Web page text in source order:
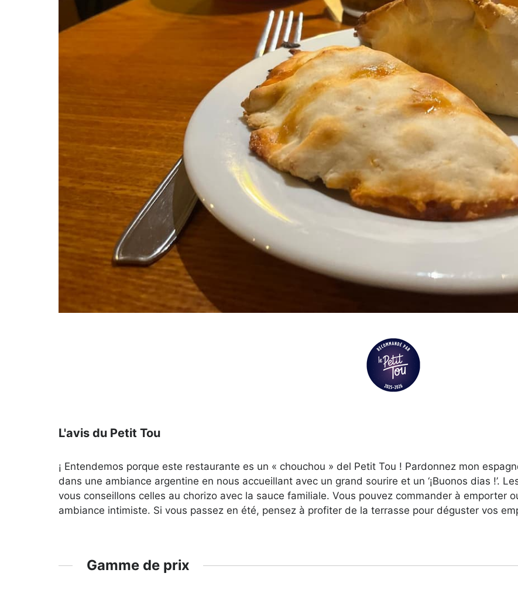
L'avis du Petit Tou
¡ Entendemos porque este restaurante es un « chouchou » del Petit Tou ! Pardonnez mon
dans une ambiance argentine en nous accueillant avec un grand sourire et un ‘¡Buonos dias !’.
vous conseillons celles au chorizo avec la sauce familiale. Vous pouvez commander à emporter
ambiance intimiste. Si vous passez en été, pensez à profiter de la terrasse pour déguster vos
Gamme de prix